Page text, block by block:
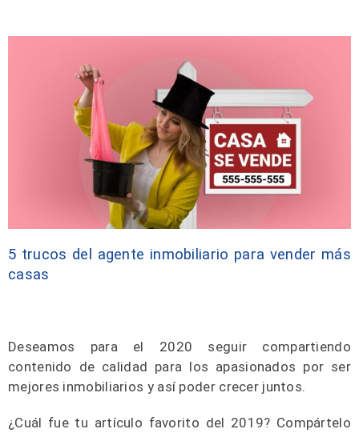
5 trucos del agente inmobiliario para vender más
casas
Deseamos para el 2020 seguir compartiendo
contenido de calidad para los apasionados por ser
mejores inmobiliarios y así poder crecer juntos.
¿Cuál fue tu artículo favorito del 2019? Compártelo